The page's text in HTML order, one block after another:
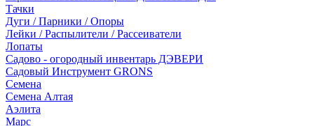
Тачки
Дуги / Парники / Опоры
Лейки / Распылители / Рассеиватели
Лопаты
Садово - огородный инвентарь ДЭВЕРИ
Садовый Инструмент GRONS
Семена
Семена Алтая
Аэлита
Марс